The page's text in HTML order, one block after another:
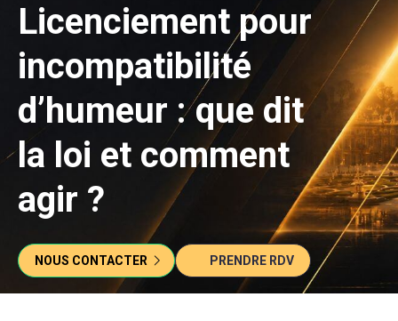
Licenciement pour
incompatibilité
d’humeur : que dit
la loi et comment
agir ?
NOUS CONTACTER PRENDRE RDV